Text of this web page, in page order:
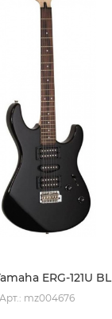
ERG-121U BL
Арт.: mz004676